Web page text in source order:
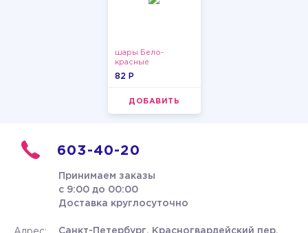
шары Бело-
красные
пастельные
82 P
ДОБАВИТЬ
603-40-20
Принимаем заказы
с 9:00 до 00:00
Доставка круглосуточно
Санкт-Петербург, Красногвардейский пер.